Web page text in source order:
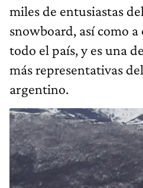
miles de entusiastas
snowboard, así como a
todo el país, y es una
más representativas
argentino.